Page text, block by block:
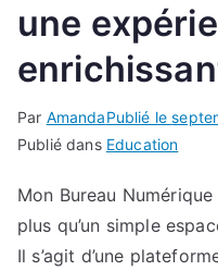
une
Par AmandaPublié le
Publié dans Education
Mon Bureau
plus qu’un simple
Il s’agit d’une